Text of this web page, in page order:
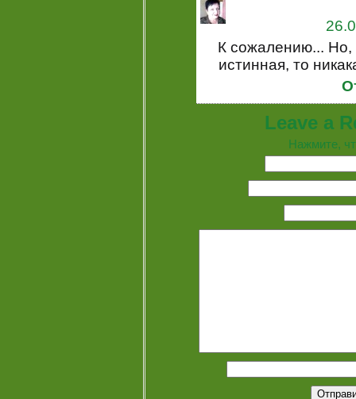
К сожалению... Но,
истинная, то
Leave a
Нажмите,